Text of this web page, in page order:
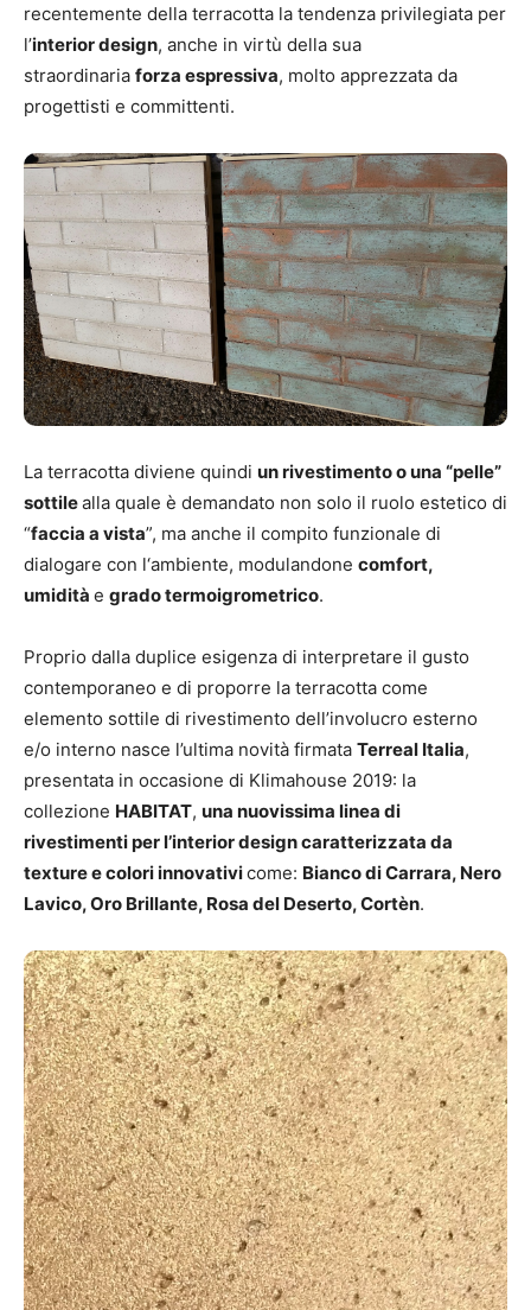
recentemente della terracotta la tendenza privilegiata per
l’interior design, anche in virtù della sua
straordinaria forza espressiva, molto apprezzata da
progettisti e committenti.
La terracotta diviene quindi un rivestimento o una “pelle”
sottilealla quale è demandato non solo il ruolo estetico di
“faccia a vista”, ma anche il compito funzionale di
dialogare con l‘ambiente, modulandone comfort,
umidità e grado termoigrometrico.
Proprio dalla duplice esigenza di interpretare il gusto
contemporaneo e di proporre la terracotta come
elemento sottile di rivestimento dell’involucro esterno
e/o interno nasce l’ultima novità firmata Terreal Italia,
presentata in occasione di Klimahouse 2019: la
collezione HABITAT, una nuovissima linea di
rivestimenti per l’interior designcaratterizzata da
texture e colori innovativicome: Bianco di Carrara, Nero
Lavico, Oro Brillante, Rosa del Deserto, Cortèn.